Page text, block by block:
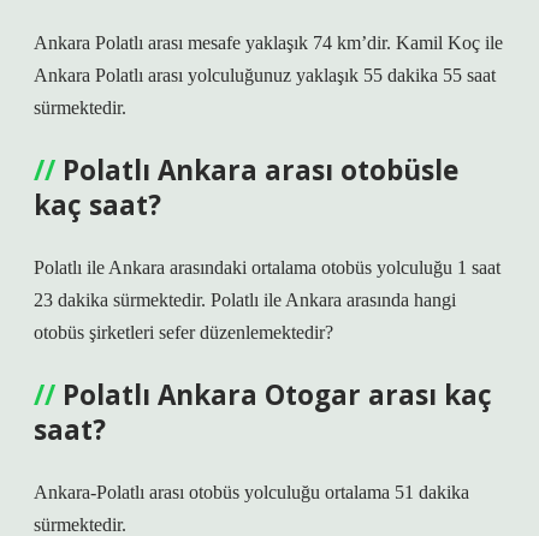
Ankara Polatlı arası mesafe yaklaşık 74 km’dir. Kamil Koç ile
Ankara Polatlı arası yolculuğunuz yaklaşık 55 dakika 55 saat
sürmektedir.
Polatlı Ankara arası otobüsle
kaç saat?
Polatlı ile Ankara arasındaki ortalama otobüs yolculuğu 1 saat
23 dakika sürmektedir. Polatlı ile Ankara arasında hangi
otobüs şirketleri sefer düzenlemektedir?
Polatlı Ankara Otogar arası kaç
saat?
Ankara-Polatlı arası otobüs yolculuğu ortalama 51 dakika
sürmektedir.